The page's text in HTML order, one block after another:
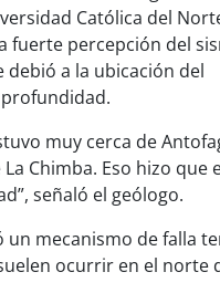
Católica del
fuerte percepción del
a la ubicación del
muy cerca de
Chimba. Eso hizo que
señaló el geólogo.
un mecanismo de falla
ocurrir en el norte